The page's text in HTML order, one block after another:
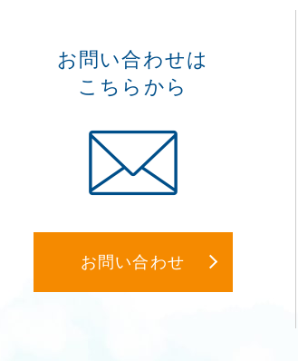
お問い合わせは
こちらから
お問い合わせ